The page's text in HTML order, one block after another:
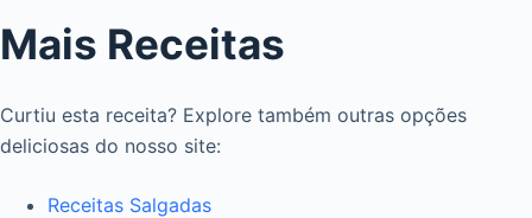
Mais Receitas
Curtiu esta receita? Explore também outras opções
deliciosas do nosso site:
Receitas Salgadas